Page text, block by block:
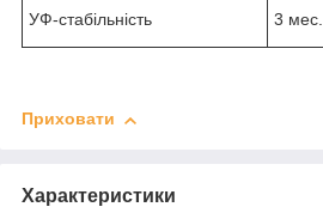
УФ-стабільність 3 мес.
Приховати
Характеристики